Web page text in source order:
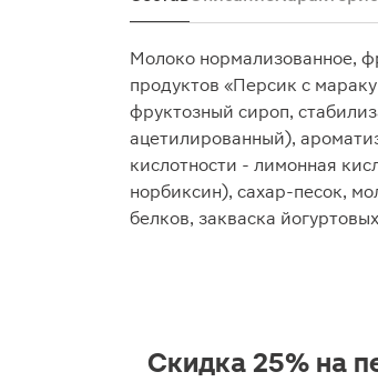
Молоко нормализованное,
продуктов «Персик с
фруктозный сироп,
ацетилированный),
кислотности - лимонная
норбиксин), сахар-песок,
белков, закваска
Скидка 25% на